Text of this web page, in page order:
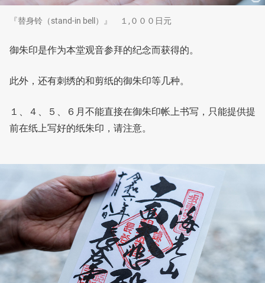
『替身铃（stand-in bell）』 １,０００日元
御朱印是作为本堂观音参拜的纪念而获得的。
此外，还有刺绣的和剪纸的御朱印等几种。
１、４、５、６月不能直接在御朱印帐上书写，只能提供提
前在纸上写好的纸朱印，请注意。